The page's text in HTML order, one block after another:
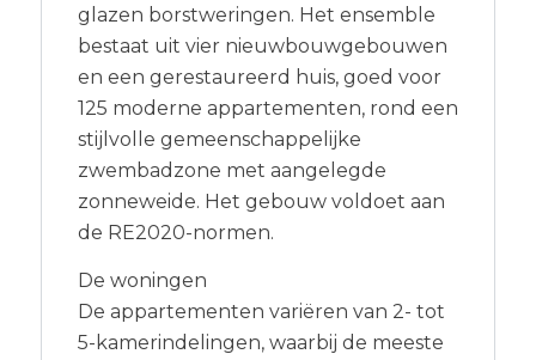
glazen borstweringen. Het ensemble
bestaat uit vier nieuwbouwgebouwen
en een gerestaureerd huis, goed voor
125 moderne appartementen, rond een
stijlvolle gemeenschappelijke
zwembadzone met aangelegde
zonneweide. Het gebouw voldoet aan
de RE2020-normen.
De woningen
De appartementen variëren van 2- tot
5-kamerindelingen, waarbij de meeste